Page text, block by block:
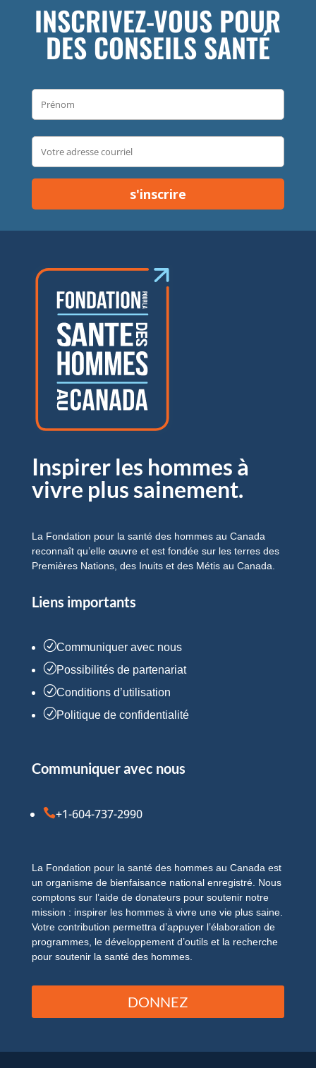
INSCRIVEZ-VOUS POUR
DES CONSEILS SANTÉ
Inspirer les hommes à
vivre plus sainement.
La Fondation pour la santé des hommes au Canada
reconnaît qu’elle œuvre et est fondée sur les terres des
Premières Nations, des Inuits et des Métis au Canada.
Liens importants
RCommuniquer avec nous
RPossibilités de partenariat
RConditions d’utilisation
RPolitique de confidentialité
Communiquer avec nous
+1-604-737-2990
La Fondation pour la santé des hommes au Canada est
un organisme de bienfaisance national enregistré. Nous
comptons sur l’aide de donateurs pour soutenir notre
mission : inspirer les hommes à vivre une vie plus saine.
Votre contribution permettra d’appuyer l’élaboration de
programmes, le développement d’outils et la recherche
pour soutenir la santé des hommes.
DONNEZ